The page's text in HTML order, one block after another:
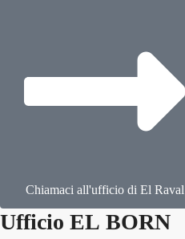
Chiamaci all'ufficio di El Raval
Ufficio EL BORN